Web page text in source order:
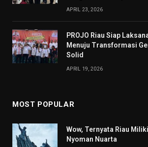
APRIL 23, 2026
PROJO Riau Siap
Menuju Transformasi
Solid
APRIL 19, 2026
MOST POPULAR
Wow, Ternyata Riau
Nyoman Nuarta